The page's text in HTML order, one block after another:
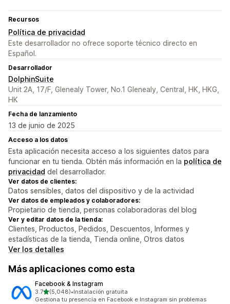
Recursos
Política de privacidad
Este desarrollador no ofrece soporte técnico directo en
Español.
Desarrollador
DolphinSuite
Unit 2A, 17/F, Glenealy Tower, No.1 Glenealy, Central, HK, HKG,
HK
Fecha de lanzamiento
13 de junio de 2025
Acceso a los datos
Esta aplicación necesita acceso a los siguientes datos para
funcionar en tu tienda. Obtén más información en la política de
privacidad del desarrollador.
Ver datos de clientes:
Datos sensibles, datos del dispositivo y de la actividad
Ver datos de empleados y colaboradores:
Propietario de tienda, personas colaboradoras del blog
Ver y editar datos de la tienda:
Clientes, Productos, Pedidos, Descuentos, Informes y
estadísticas de la tienda, Tienda online, Otros datos
Ver los detalles
Más aplicaciones como esta
Facebook & Instagram
3.7de 5 estrellas
(5,048)
5048 reseñas en total
•Instalación gratuita
Gestiona tu presencia en Facebook e Instagram sin problemas